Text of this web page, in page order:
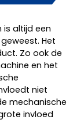
altijd een
Het
Zo ook de
en het
niet
mechanische
invloed